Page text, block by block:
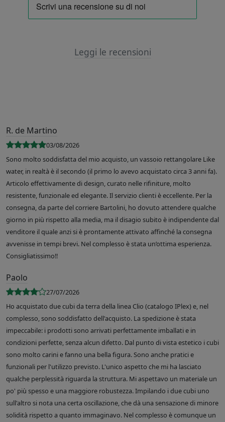
Leggi le recensioni
R. de Martino
03/08/2026
Sono molto soddisfatta del mio acquisto, un vassoio rettangolare Like
water, in realtà è il secondo (il primo lo avevo acquistato circa 3 anni fa).
Articolo effettivamente di design, curato nelle rifiniture, molto
resistente, funzionale ed elegante. Il servizio clienti è eccellente. Per la
consegna, da parte del corriere Bartolini, ho dovuto attendere qualche
giorno in più rispetto alla media, ma il disagio subito è indipendente dal
venditore il quale anzi si è prontamente attivato affinché la consegna
avvenisse in tempi brevi. Nel complesso è stata un’ottima esperienza.
Consigliatissimo!!
Paolo
27/07/2026
Ho acquistato due cubi da terra della linea Clio (catalogo IPlex) e, nel
complesso, sono soddisfatto dell'acquisto. La spedizione è stata
impeccabile: i prodotti sono arrivati perfettamente imballati e in
condizioni perfette, senza alcun difetto. Dal punto di vista estetico i cubi
sono molto carini e fanno una bella figura. Sono anche pratici e
funzionali per l'utilizzo previsto. L'unico aspetto che mi ha lasciato
qualche perplessità riguarda la struttura. Mi aspettavo un materiale un
po' più spesso e una maggiore robustezza. Impilando i due cubi uno
sull'altro si nota una certa oscillazione, che dà una sensazione di minore
solidità rispetto a quanto immaginavo. Nel complesso è comunque un